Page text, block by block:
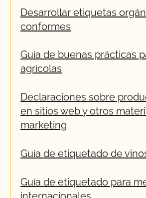
Desarrollar etiquetas
conformes
Guía de buenas prácticas
agrícolas
Declaraciones sobre
en sitios web y otros
marketing
Guía de etiquetado de
Guía de etiquetado para